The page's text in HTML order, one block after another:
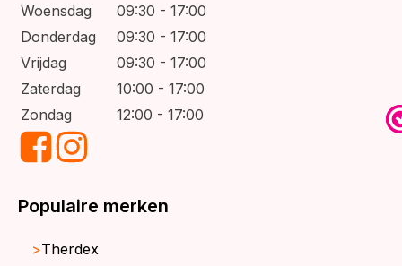
Woensdag
09:30 - 17:00
Donderdag
09:30 - 17:00
Vrijdag
09:30 - 17:00
Zaterdag
10:00 - 17:00
Zondag
12:00 - 17:00
Populaire merken
Therdex